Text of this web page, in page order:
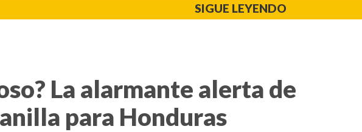
SIGUE LEYENDO
La alarmante alerta de
para Honduras